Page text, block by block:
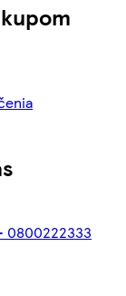
0800222333